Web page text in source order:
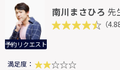
予約リクエスト
南川まさひろ 先
（4.88
満足度：